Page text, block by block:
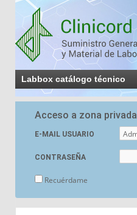
Labbox catálogo técnico
Acceso a zona privada
E-MAIL USUARIO
CONTRASEÑA
Recuérdame